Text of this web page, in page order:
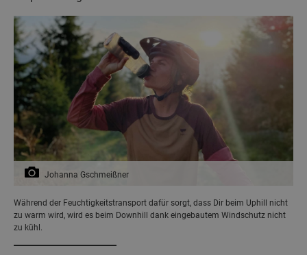
Johanna Gschmeißner
Während der Feuchtigkeitstransport dafür sorgt, dass Dir beim Uphill nicht
zu warm wird, wird es beim Downhill dank eingebautem Windschutz nicht
zu kühl.